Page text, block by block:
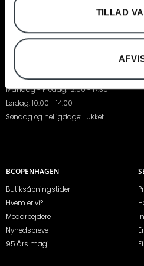
TILLAD
2950 Vedbæk
Telefon:+45 45 89 11 24
Mail:
Sommeråbningstider i juli:
Mandag - Fredag: 12.00 - 17.30
Lørdag: 10.00 - 14.00
Søndag og helligdage: Lukket
BCOPENHAGEN
Butiksåbningstider
Hvem er vi?
Medarbejdere
Nyhedsbreve
95 års magi